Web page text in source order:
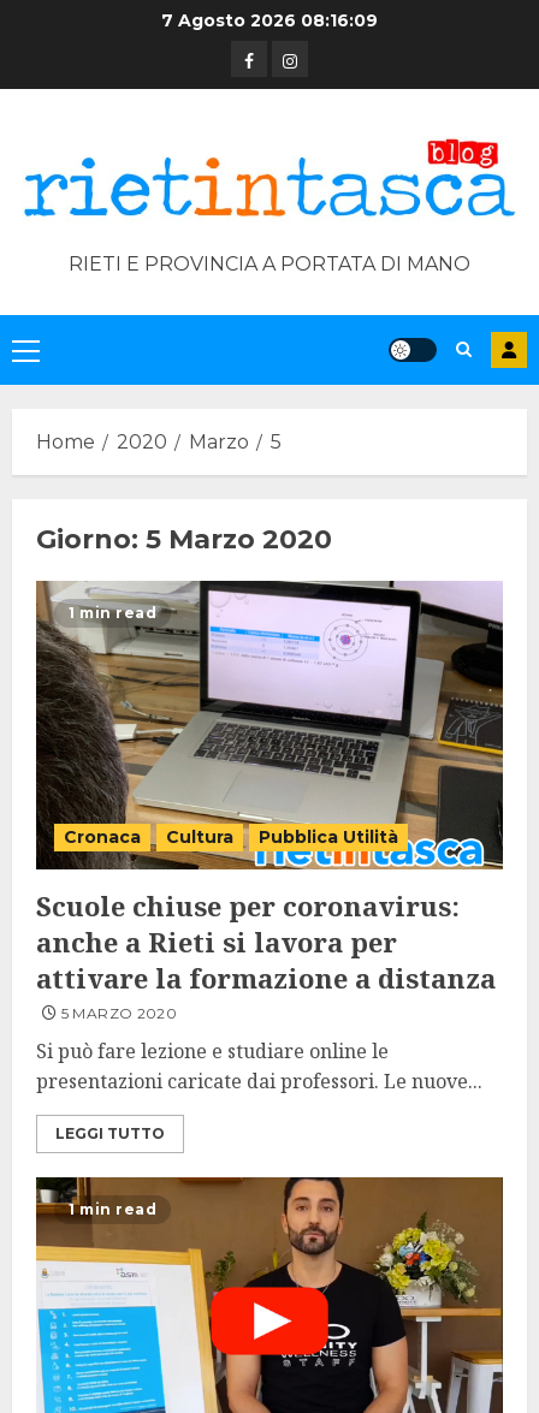
7 Agosto 2026 08:16:09
FacebookInstagram
RIETI E PROVINCIA A PORTATA DI MANO
Primary
Menu
Home 2020 Marzo 5
Giorno: 5 Marzo 2020
1 min read
Cronaca Cultura Pubblica Utilità
Scuole chiuse per coronavirus:
anche a Rieti si lavora per
attivare la formazione a distanza
5 MARZO 2020
Si può fare lezione e studiare online le
presentazioni caricate dai professori. Le nuove...
LEGGI TUTTO
1 min read